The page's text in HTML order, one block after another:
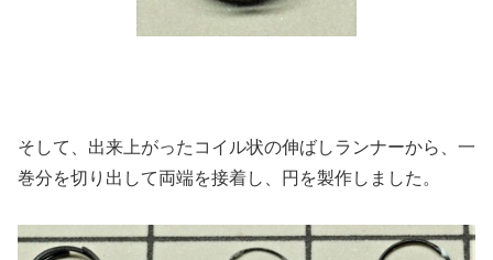
そして、出来上がったコイル状の伸ばしランナーから、一
巻分を切り出して両端を接着し、円を製作しました。